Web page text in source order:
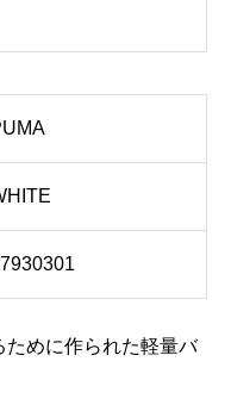
めに作られた軽量バ